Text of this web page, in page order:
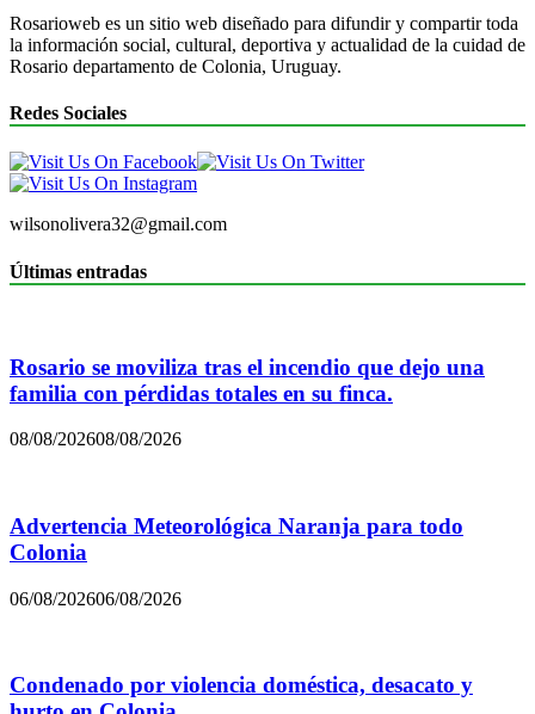
Rosarioweb es un sitio web diseñado para difundir y compartir toda
la información social, cultural, deportiva y actualidad de la cuidad de
Rosario departamento de Colonia, Uruguay.
Redes Sociales
wilsonolivera32@gmail.com
Últimas entradas
Rosario se moviliza tras el incendio que dejo una
familia con pérdidas totales en su finca.
08/08/202608/08/2026
Advertencia Meteorológica Naranja para todo
Colonia
06/08/202606/08/2026
Condenado por violencia doméstica, desacato y